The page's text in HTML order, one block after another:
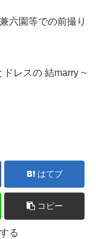
六園等での前撮り
レスの 結marry ~
はてブ
コピー
る